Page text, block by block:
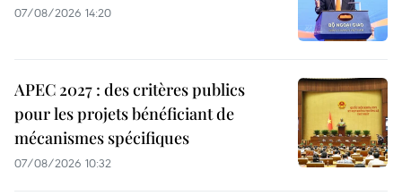
07/08/2026 14:20
APEC 2027 : des critères publics
pour les projets bénéficiant de
mécanismes spécifiques
07/08/2026 10:32